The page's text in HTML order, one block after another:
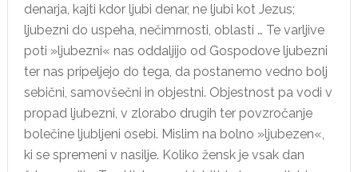
denarja, kajti kdor ljubi denar, ne ljubi kot Jezus;
ljubezni do uspeha, nečimrnosti, oblasti … Te varljive
poti »ljubezni« nas oddaljijo od Gospodove ljubezni
ter nas pripeljejo do tega, da postanemo vedno bolj
sebični, samovšečni in objestni. Objestnost pa vodi v
propad ljubezni, v zlorabo drugih ter povzročanje
bolečine ljubljeni osebi. Mislim na bolno »ljubezen«,
ki se spremeni v nasilje. Koliko žensk je vsak dan